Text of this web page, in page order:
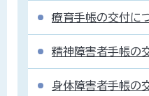
療育手帳の交付に
精神障害者手帳の
身体障害者手帳の